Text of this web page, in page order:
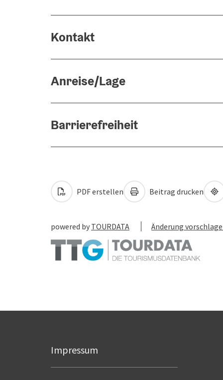
Kontakt
Anreise/Lage
Barrierefreiheit
PDF erstellen Beitrag drucken
powered by TOURDATA Änderung
Impressum